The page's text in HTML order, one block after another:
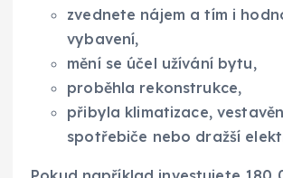
zvednete nájem a tím i
vybavení,
mění se účel užívání bytu,
proběhla rekonstrukce,
přibyla klimatizace,
spotřebiče nebo dražší